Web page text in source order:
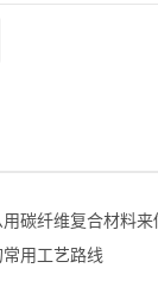
碳纤维复合材料来
用工艺路线